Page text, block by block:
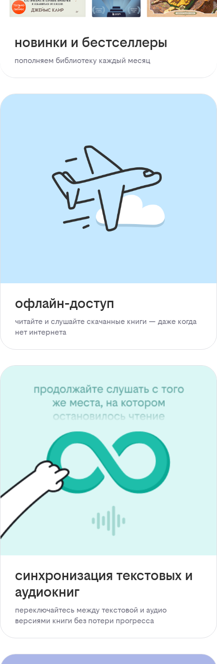
новинки и бестселлеры
пополняем библиотеку каждый месяц
офлайн-доступ
читайте и слушайте скачанные книги — даже когда
нет интернета
синхронизация текстовых и
аудиокниг
переключайтесь между текстовой и аудио
версиями книги без потери прогресса